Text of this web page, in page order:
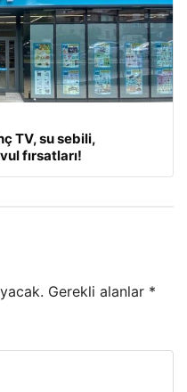
TV, su sebili,
fırsatları!
Gerekli alanlar *